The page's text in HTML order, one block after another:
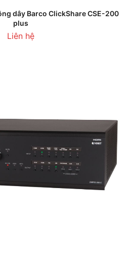
dây Barco ClickShare CSE-200
plus
Liên hệ